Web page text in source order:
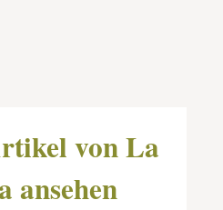
von La
ansehen